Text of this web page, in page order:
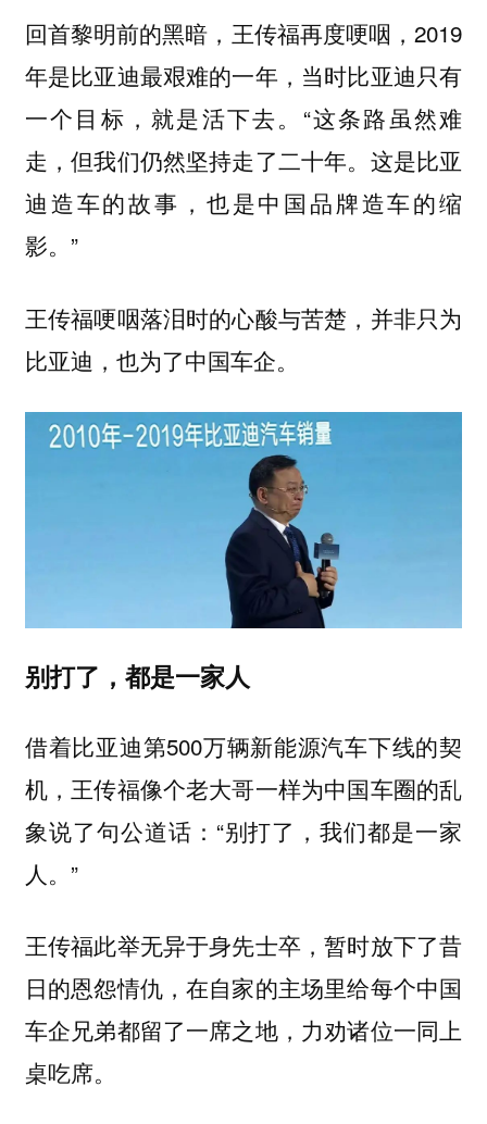
回首黎明前的黑暗，王传福再度哽咽，2019
年是比亚迪最艰难的一年，当时比亚迪只有
一个目标，就是活下去。“这条路虽然难
走，但我们仍然坚持走了二十年。这是比亚
迪造车的故事，也是中国品牌造车的缩
影。”
王传福哽咽落泪时的心酸与苦楚，并非只为
比亚迪，也为了中国车企。
别打了，都是一家人
借着比亚迪第500万辆新能源汽车下线的契
机，王传福像个老大哥一样为中国车圈的乱
象说了句公道话：“别打了，我们都是一家
人。”
王传福此举无异于身先士卒，暂时放下了昔
日的恩怨情仇，在自家的主场里给每个中国
车企兄弟都留了一席之地，力劝诸位一同上
桌吃席。